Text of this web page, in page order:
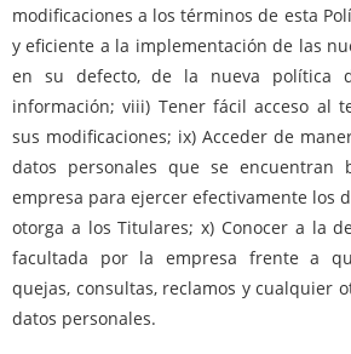
modificaciones a los términos de esta
y eficiente a la implementación de las
en su defecto, de la nueva política
información; viii) Tener fácil acceso al
sus modificaciones; ix) Acceder de
datos personales que se
empresa para ejercer efectivamente los
otorga a los Titulares; x) Conocer a la
facultada por la empresa frente a
quejas, consultas, reclamos y cualquier
datos personales.